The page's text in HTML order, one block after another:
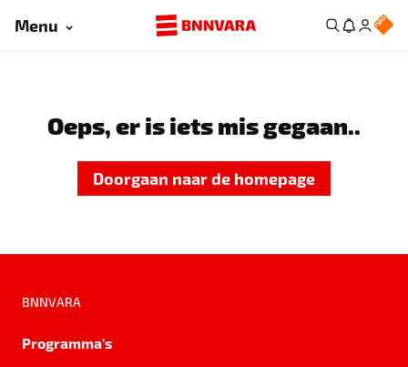
Menu
Oeps, er is iets mis gegaan..
Doorgaan naar de homepage
BNNVARA
Programma's